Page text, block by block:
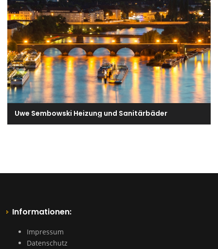
Uwe Sembowski Heizung und Sanitärbäder
Informationen:
Impressum
Datenschutz